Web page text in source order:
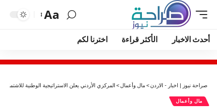
Aa
أحدث الاخبار الأكثر قراءة اخترنا لكم
صراحة نيوز | اخبار - الاردن> مال وأعمال > المركزي الأردني يعلن الاستراتيجية الوطنية للاشتمال المالي
مال وأعمال